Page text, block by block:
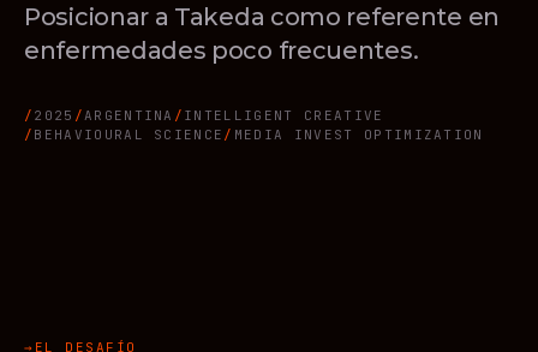
Posicionar a Takeda como referente en
enfermedades poco frecuentes.
2025 ARGENTINA
INTELLIGENT CREATIVE
BEHAVIOURAL SCIENCE
MEDIA INVEST OPTIMIZATION
EL DESAFÍO